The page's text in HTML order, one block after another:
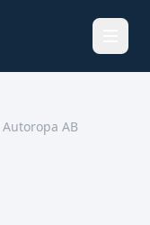
Autoropa AB